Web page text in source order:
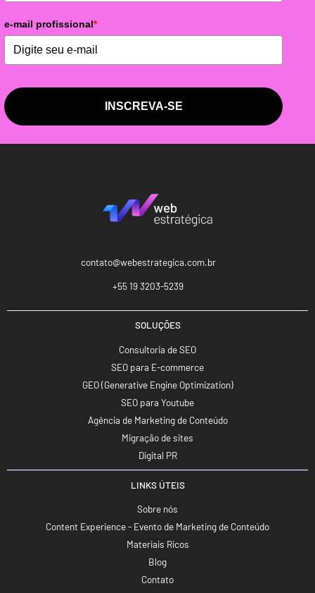
e-mail profissional*
INSCREVA-SE
contato@webestrategica.com.br
+55 19 3203-5239
SOLUÇÕES
Consultoria de SEO
SEO para E-commerce
GEO (Generative Engine Optimization)
SEO para Youtube
Agência de Marketing de Conteúdo
Migração de sites
Digital PR
LINKS ÚTEIS
Sobre nós
Content Experience - Evento de Marketing de Conteúdo
Materiais Ricos
Blog
Contato